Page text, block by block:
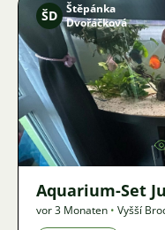
ŠD Štěpánka
Dvořáčková
Aquarium-Set
vor 3 Monaten • Vyšší